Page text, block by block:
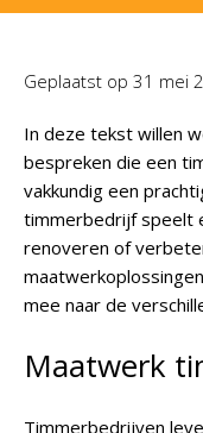
Geplaatst op 31 mei
In deze tekst willen
bespreken die een
vakkundig een
timmerbedrijf speelt
renoveren of
mee naar de
Maatwerk
Timmerbedrijven